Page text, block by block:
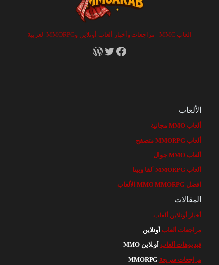
العاب MMO | مراجعات وأخبار ألعاب أونلاين وMMORPG العربية
Facebook
X
RSS
الألعاب
ألعاب MMO مجانية
ألعاب MMORPG متصفح
ألعاب MMO جوال
ألعاب MMORPG ألفا وبيتا
افضل MMO MMORPG الألعاب
المقالات
أخبار أونلاين ألعاب
مراجعات ألعاب أونلاين
فيديوهات ألعاب أونلاين MMO
مراجعات سريعة